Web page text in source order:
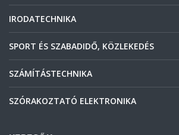
IRODATECHNIKA
SPORT ÉS SZABADIDŐ, KÖZLEKEDÉS
SZÁMÍTÁSTECHNIKA
SZÓRAKOZTATÓ ELEKTRONIKA